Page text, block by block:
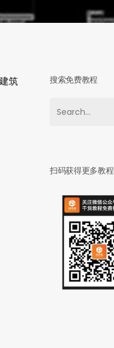
筑
搜索免费教程
扫码获得更多教程